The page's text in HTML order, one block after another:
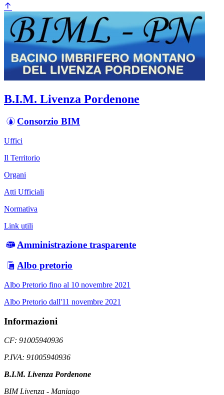
B.I.M. Livenza Pordenone
Consorzio BIM
Uffici
Il Territorio
Organi
Atti Ufficiali
Normativa
Link utili
Amministrazione trasparente
Albo pretorio
Albo Pretorio fino al 10 novembre 2021
Albo Pretorio dall'11 novembre 2021
Informazioni
CF: 91005940936
P.IVA: 91005940936
B.I.M. Livenza Pordenone
BIM Livenza - Maniago